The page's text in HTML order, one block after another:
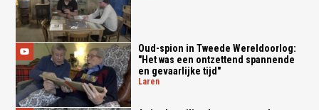
Oud-spion in Tweede Wereldoorlog:
"Het was een ontzettend spannende
en gevaarlijke tijd"
laren